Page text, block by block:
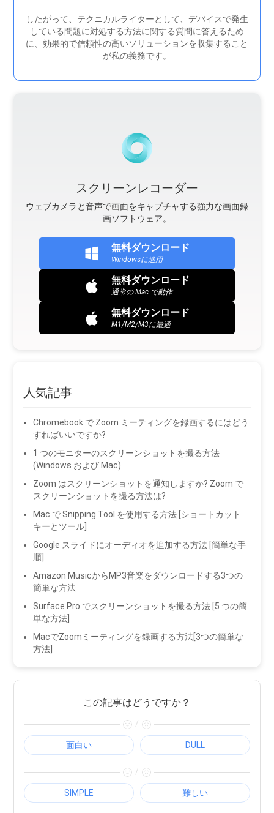
したがって、テクニカルライターとして、デバイスで発生
している問題に対処する方法に関する質問に答えるため
に、効果的で信頼性の高いソリューションを収集すること
が私の義務です。
スクリーンレコーダー
ウェブカメラと音声で画面をキャプチャする強力な画面録
画ソフトウェア。
無料ダウンロード
Windowsに適用
無料ダウンロード
通常の Mac で動作
無料ダウンロード
M1/M2/M3に最適
人気記事
Chromebook で Zoom ミーティングを録画するにはどう
すればいいですか?
1 つのモニターのスクリーンショットを撮る方法
(Windows および Mac)
Zoom はスクリーンショットを通知しますか? Zoom で
スクリーンショットを撮る方法は?
Mac で Snipping Tool を使用する方法 [ショートカット
キーとツール]
Google スライドにオーディオを追加する方法 [簡単な手
順]
Amazon MusicからMP3音楽をダウンロードする3つの
簡単な方法
Surface Pro でスクリーンショットを撮る方法 [5 つの簡
単な方法]
MacでZoomミーティングを録画する方法[3つの簡単な
方法]
この記事はどうですか？
/
面白い DULL
/
SIMPLE 難しい